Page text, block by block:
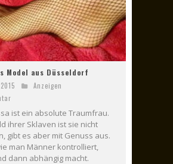
Model aus Düsseldorf
Anzeigen
ist ein absolute Traumfrau.
ihrer Sklaven ist sie nicht
gibt es aber mit Genuss aus.
man Männer kontrolliert,
dann abhängig macht.